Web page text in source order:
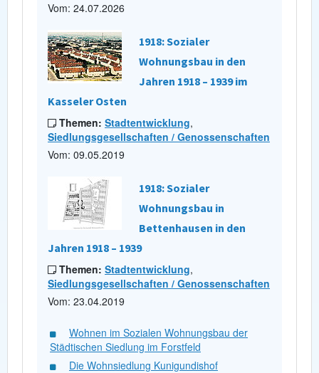
Vom: 24.07.2026
1918: Sozialer
Wohnungsbau in den
Jahren 1918 – 1939 im
Kasseler Osten
Themen: Stadtentwicklung,
Siedlungsgesellschaften / Genossenschaften
Vom: 09.05.2019
1918: Sozialer
Wohnungsbau in
Bettenhausen in den
Jahren 1918 – 1939
Themen: Stadtentwicklung,
Siedlungsgesellschaften / Genossenschaften
Vom: 23.04.2019
Wohnen im Sozialen Wohnungsbau der
Städtischen Siedlung im Forstfeld
Die Wohnsiedlung Kunigundishof